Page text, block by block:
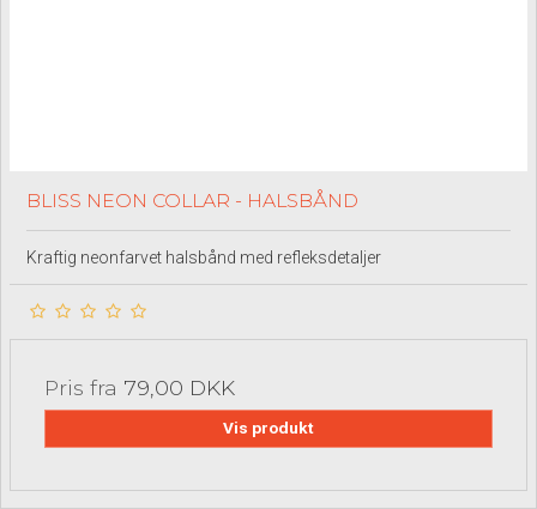
BLISS NEON COLLAR - HALSBÅND
Kraftig neonfarvet halsbånd med refleksdetaljer
Pris fra 79,00 DKK
Vis produkt